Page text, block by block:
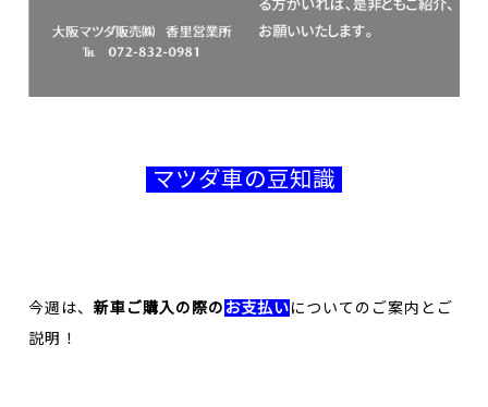
マツダ車の豆知識
今週は、 新車ご購入の際の お支払いについてのご案内とご
説明！